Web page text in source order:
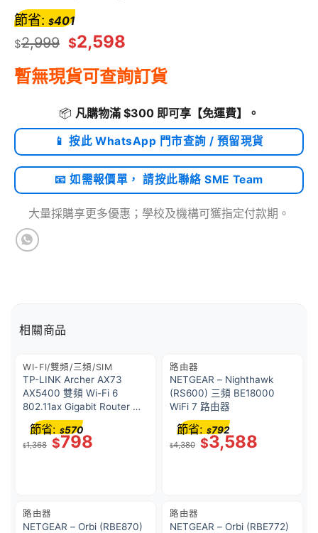
$2,999 $2,598
節省: $401
暫無現貨可查詢訂貨
📦 凡購物滿 $300 即可享 【免運費】 。
📱 按此 WhatsApp 門市查詢 / 預留現貨
📧 如需報價單， 請按此聯絡 SME Team
大量採購享更多優惠；學校及機構可獲指定付款期。
相關商品
WI-FI/雙頻/三頻/SIM
TP-LINK Archer AX73
AX5400 雙頻 Wi-Fi 6
802.11ax Gigabit Router 路
由器 6天線 USB3.0 8K串流
$1,368 $798
節省: $570
路由器
NETGEAR – Nighthawk
(RS600) 三頻 BE18000
WiFi 7 路由器
$4,380 $3,588
節省: $792
路由器
NETGEAR – Orbi (RBE870)
路由器
NETGEAR – Orbi (RBE772)